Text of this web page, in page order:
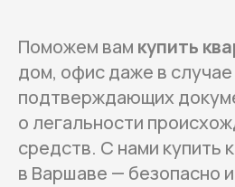
Поможем вам купить
дом, офис даже в случае
подтверждающих
о легальности
средств. С нами купить
в Варшаве — безопасно